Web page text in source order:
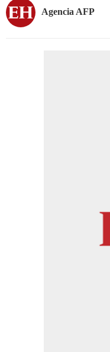
Agencia AFP